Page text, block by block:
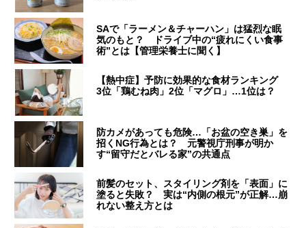
SAで「ラーメン＆チャーハン」は猛烈な眠
気のもと？ ドライブ中の“疲れにくい食事
術”とは【管理栄養士に聞く】
【熱中症】予防に効果的な食材ランキング
3位「鶏むね肉」2位「マグロ」…1位は？
防カメがあっても危険…「お盆の空き巣」を
招くNG行為とは？ 元警視庁刑事が明か
す“留守だとバレる家”の共通点
前髪のセット、スタイリング剤を「表面」に
塗ると失敗？ 実は“内側の根元”が正解…崩
れない整え方とは